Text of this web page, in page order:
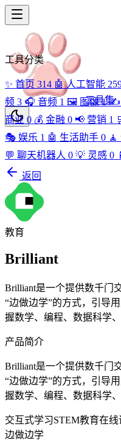
工具集
工具分类
✨ 首页 314 🤖 人工智能
频 3 🎧 音频 1 🖼️ 图像 1 ✍️
商业 0 💰 金融 0 📢 营销 1
🎭 娱乐 1 🤖 生活助手 0 🧘
💬 聊天机器人 0 💡 灵感 0
返回
教育
Brilliant
Brilliant是一个提供数千门
“边做边学”的方式，引导
握数学、编程、数据科学
产品简介
Brilliant是一个提供数千门
“边做边学”的方式，引导
握数学、编程、数据科学
交互式学习STEM教育在线
边做边学